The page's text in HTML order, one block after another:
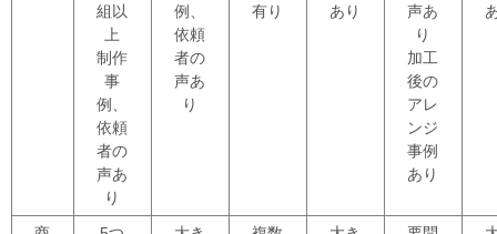
組以
上
制作
事
例、
依頼
者の
声あ
り
例、
依頼
者の
声あ
り
有り
あり
声あ
り
加工
後の
アレ
ンジ
事例
あり